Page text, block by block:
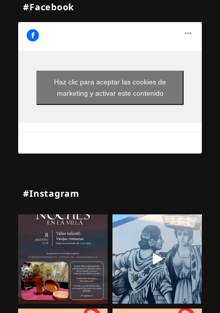
#Facebook
Haz clic para aceptar las cookies de
marketing y activar este contenido
#Instagram